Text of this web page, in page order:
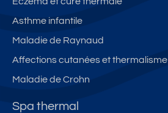
Asthme infantile
Maladie de Raynaud
Affections cutanées et thermalisme
Maladie de Crohn
Spa thermal